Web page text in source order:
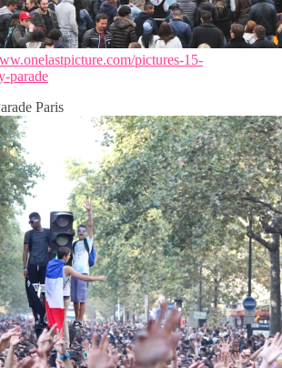
pictures-15-
parade
Paris